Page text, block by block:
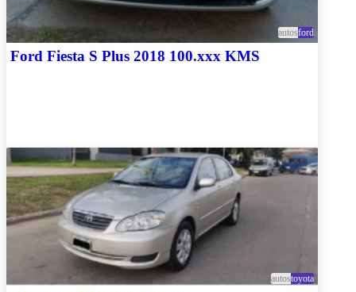
autosford
Ford Fiesta S Plus 2018 100.xxx KMS
autostoyota